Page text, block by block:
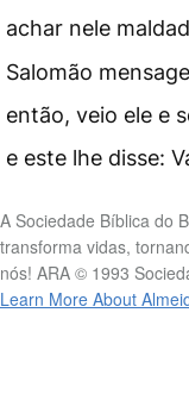
achar nele
Salomão
então, veio ele e
e este lhe disse:
A Sociedade Bíblica do
transforma vidas,
nós! ARA © 1993
Learn More About